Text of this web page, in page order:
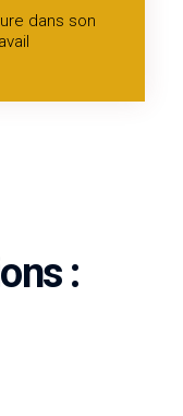
dans son
: